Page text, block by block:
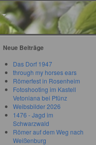
Neue Beiträge
Das Dorf 1947
through my horses ears
Römerfest in Rosenheim
Fotoshooting im Kastell
Vetoniana bei Pfünz
Weibsbilder 2026
1476 - Jagd im
Schwarzwald
Römer auf dem Weg nach
Weißenburg